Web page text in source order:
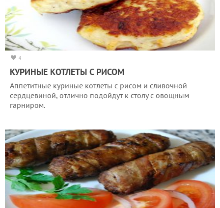
4
КУРИНЫЕ КОТЛЕТЫ С РИСОМ
Аппетитные куриные котлеты с рисом и сливочной
сердцевиной, отлично подойдут к столу с овощным
гарниром.